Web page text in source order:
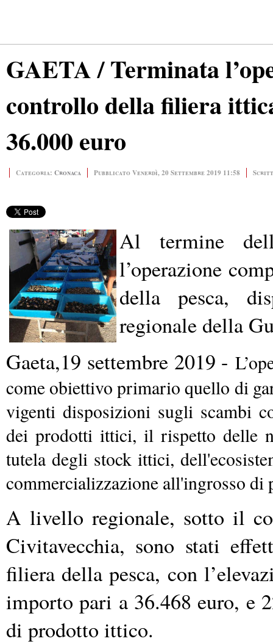
GAETA / Terminata
controllo della filiera
36.000 euro
Categoria: Cronaca Pubblicato Venerdì, 20 Settembre 2019 11:58
Al termine
l’operazione
della pesca,
regionale della
Gaeta,19 settembre 2019 -
come obiettivo primario quello di
vigenti disposizioni sugli scambi
dei prodotti ittici, il rispetto delle
tutela degli stock ittici,
commercializzazione all'ingrosso di
A livello regionale, sotto il
Civitavecchia, sono stati
filiera della pesca, con
importo pari a 36.468 euro, e
di prodotto ittico.